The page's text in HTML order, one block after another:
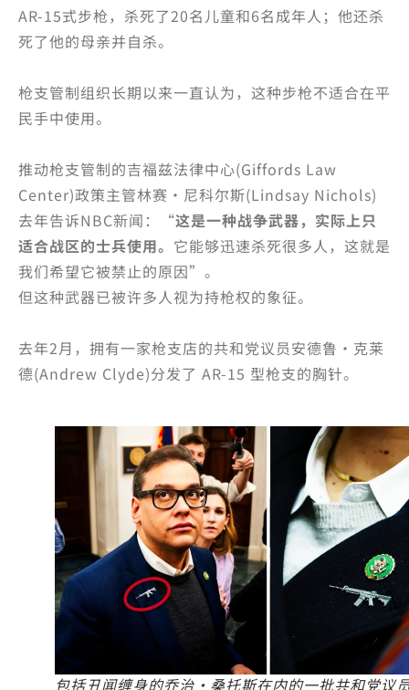
AR-15式步枪，杀死了20名儿童和6名成年人；他还杀
死了他的母亲并自杀。
枪支管制组织长期以来一直认为，这种步枪不适合在平
民手中使用。
推动枪支管制的吉福兹法律中心(Giffords Law
Center)政策主管林赛·尼科尔斯(Lindsay Nichols)
去年告诉NBC新闻：“这是一种战争武器，实际上只
适合战区的士兵使用。 它能够迅速杀死很多人，这就是
我们希望它被禁止的原因”。
但这种武器已被许多人视为持枪权的象征。
去年2月，拥有一家枪支店的共和党议员安德鲁·克莱
德(Andrew Clyde)分发了 AR-15 型枪支的胸针。
包括丑闻缠身的乔治·桑托斯在内的一批共和党议